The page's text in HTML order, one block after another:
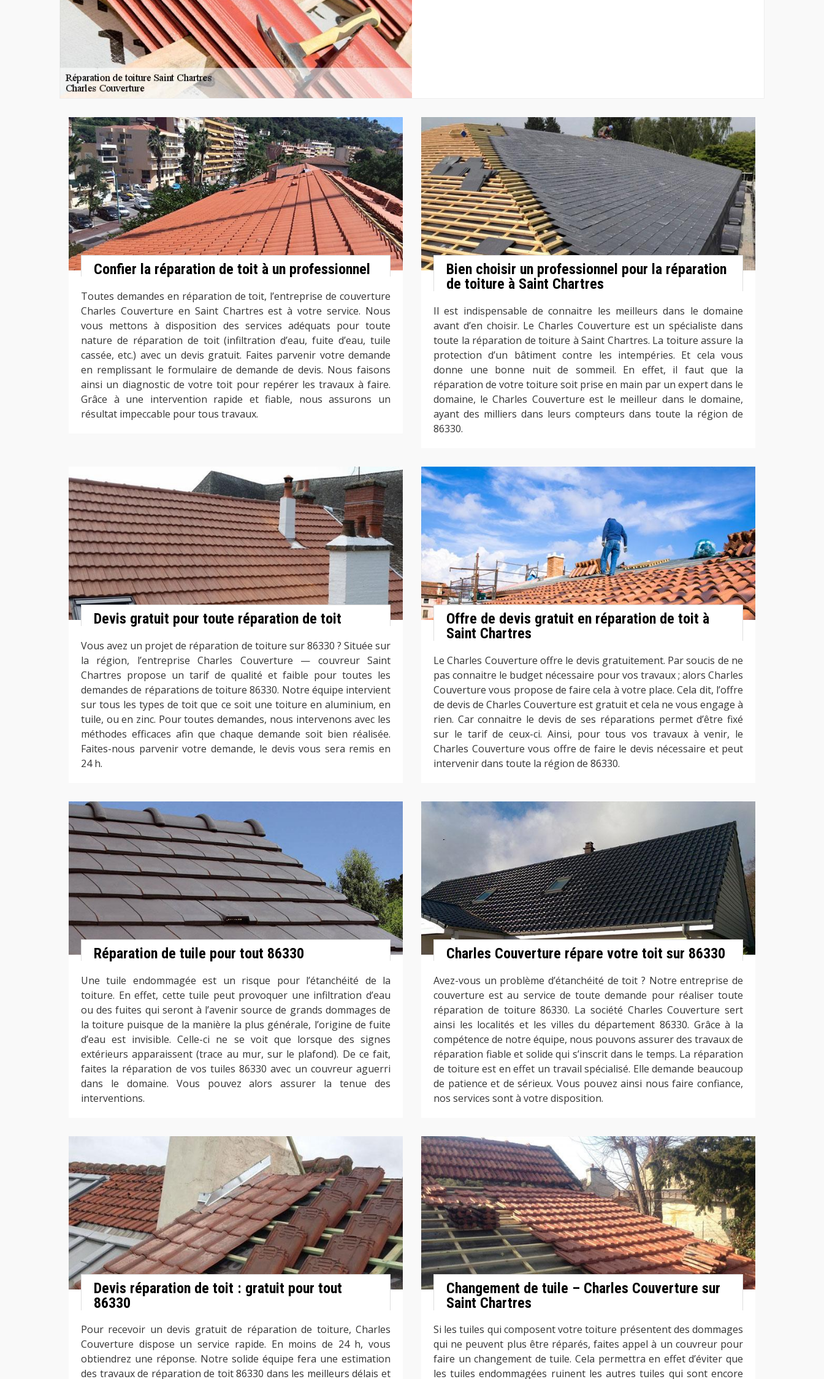
Confier la réparation de toit à un professionnel
Toutes demandes en réparation de toit, l’entreprise de couverture
Charles Couverture en Saint Chartres est à votre service. Nous
vous mettons à disposition des services adéquats pour toute
nature de réparation de toit (infiltration d’eau, fuite d’eau, tuile
cassée, etc.) avec un devis gratuit. Faites parvenir votre demande
en remplissant le formulaire de demande de devis. Nous faisons
ainsi un diagnostic de votre toit pour repérer les travaux à faire.
Grâce à une intervention rapide et fiable, nous assurons un
résultat impeccable pour tous travaux.
Bien choisir un professionnel pour la réparation
de toiture à Saint Chartres
Il est indispensable de connaitre les meilleurs dans le domaine
avant d’en choisir. Le Charles Couverture est un spécialiste dans
toute la réparation de toiture à Saint Chartres. La toiture assure la
protection d’un bâtiment contre les intempéries. Et cela vous
donne une bonne nuit de sommeil. En effet, il faut que la
réparation de votre toiture soit prise en main par un expert dans le
domaine, le Charles Couverture est le meilleur dans le domaine,
ayant des milliers dans leurs compteurs dans toute la région de
86330.
Devis gratuit pour toute réparation de toit
Vous avez un projet de réparation de toiture sur 86330 ? Située sur
la région, l’entreprise Charles Couverture — couvreur Saint
Chartres propose un tarif de qualité et faible pour toutes les
demandes de réparations de toiture 86330. Notre équipe intervient
sur tous les types de toit que ce soit une toiture en aluminium, en
tuile, ou en zinc. Pour toutes demandes, nous intervenons avec les
méthodes efficaces afin que chaque demande soit bien réalisée.
Faites-nous parvenir votre demande, le devis vous sera remis en
24 h.
Offre de devis gratuit en réparation de toit à
Saint Chartres
Le Charles Couverture offre le devis gratuitement. Par soucis de ne
pas connaitre le budget nécessaire pour vos travaux ; alors Charles
Couverture vous propose de faire cela à votre place. Cela dit, l’offre
de devis de Charles Couverture est gratuit et cela ne vous engage à
rien. Car connaitre le devis de ses réparations permet d’être fixé
sur le tarif de ceux-ci. Ainsi, pour tous vos travaux à venir, le
Charles Couverture vous offre de faire le devis nécessaire et peut
intervenir dans toute la région de 86330.
Réparation de tuile pour tout 86330
Une tuile endommagée est un risque pour l’étanchéité de la
toiture. En effet, cette tuile peut provoquer une infiltration d’eau
ou des fuites qui seront à l’avenir source de grands dommages de
la toiture puisque de la manière la plus générale, l’origine de fuite
d’eau est invisible. Celle-ci ne se voit que lorsque des signes
extérieurs apparaissent (trace au mur, sur le plafond). De ce fait,
faites la réparation de vos tuiles 86330 avec un couvreur aguerri
dans le domaine. Vous pouvez alors assurer la tenue des
interventions.
Charles Couverture répare votre toit sur 86330
Avez-vous un problème d’étanchéité de toit ? Notre entreprise de
couverture est au service de toute demande pour réaliser toute
réparation de toiture 86330. La société Charles Couverture sert
ainsi les localités et les villes du département 86330. Grâce à la
compétence de notre équipe, nous pouvons assurer des travaux de
réparation fiable et solide qui s’inscrit dans le temps. La réparation
de toiture est en effet un travail spécialisé. Elle demande beaucoup
de patience et de sérieux. Vous pouvez ainsi nous faire confiance,
nos services sont à votre disposition.
Devis réparation de toit : gratuit pour tout
86330
Pour recevoir un devis gratuit de réparation de toiture, Charles
Couverture dispose un service rapide. En moins de 24 h, vous
obtiendrez une réponse. Notre solide équipe fera une estimation
des travaux de réparation de toit 86330 dans les meilleurs délais et
Changement de tuile – Charles Couverture sur
Saint Chartres
Si les tuiles qui composent votre toiture présentent des dommages
qui ne peuvent plus être réparés, faites appel à un couvreur pour
faire un changement de tuile. Cela permettra en effet d’éviter que
les tuiles endommagées ruinent les autres tuiles qui sont encore